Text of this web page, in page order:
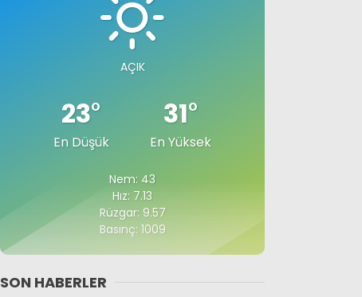
AÇIK
23°
En Düşük
31°
En Yüksek
Nem: 43
Hız: 7.13
Rüzgar: 9.57
Basınç: 1009
SON HABERLER